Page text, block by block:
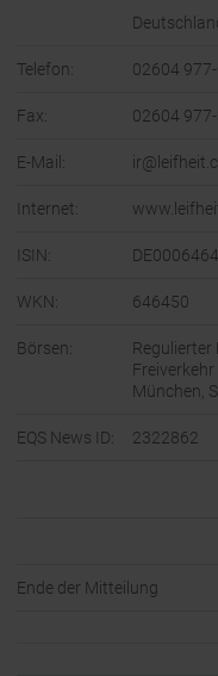
Telefon: 02604
Fax: 02604
E-Mail:
Internet:
ISIN:
WKN: 646450
Börsen:
München,
EQS News ID: 2322862
Ende der Mitteilung